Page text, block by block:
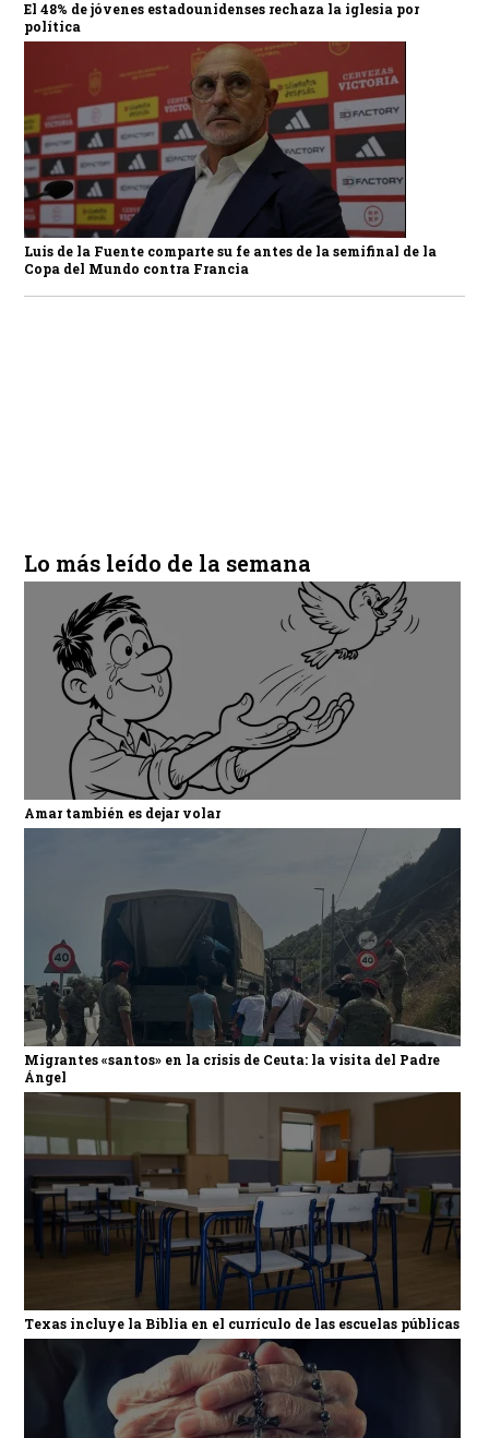
El 48% de jóvenes estadounidenses rechaza la iglesia por
política
Luis de la Fuente comparte su fe antes de la semifinal de la
Copa del Mundo contra Francia
Lo más leído de la semana
Amar también es dejar volar
Migrantes «santos» en la crisis de Ceuta: la visita del Padre
Ángel
Texas incluye la Biblia en el currículo de las escuelas públicas